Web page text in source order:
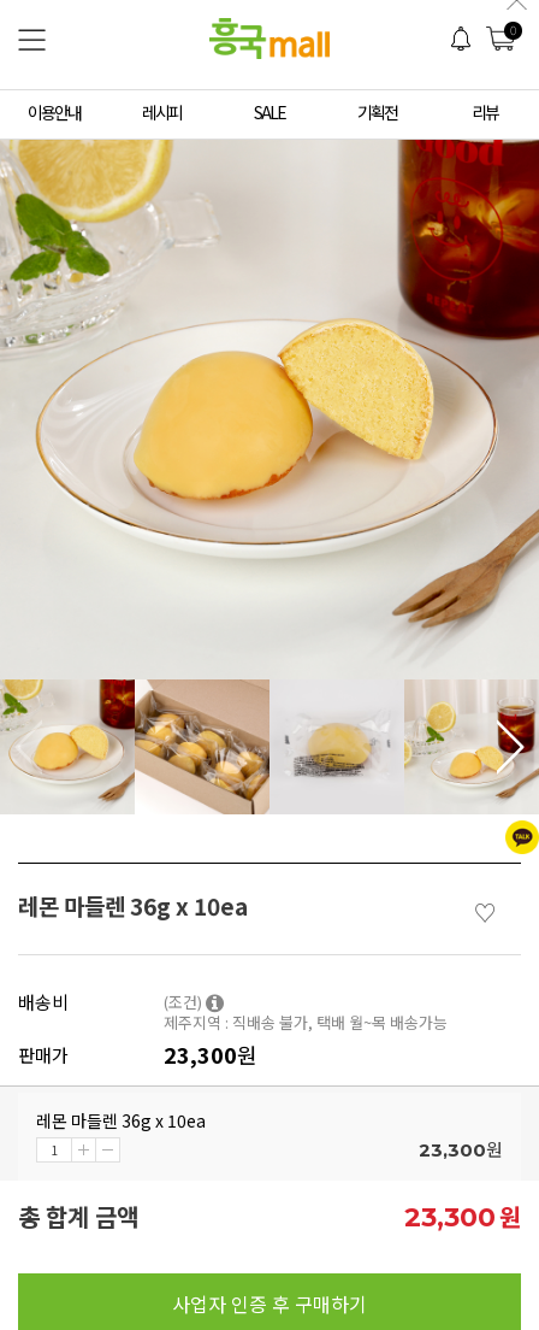
0
이용안내 레시피 SALE 기획전 리뷰
레몬 마들렌 36g x 10ea ♡
배송비
(조건)
제주지역 : 직배송 불가, 택배 월~목 배송가능
판매가 23,300원
레몬 마들렌 36g x 10ea
23,300원
총 합계 금액 23,300원
사업자 인증 후 구매하기